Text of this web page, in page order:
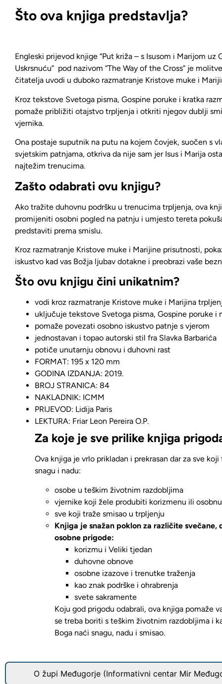
Što ova knjiga predstavlja?
Engleski prijevod knjige “Put križa – s Isusom i Marijom uz
Uskrsnuću” pod nazivom “The Way of the Cross” je
čitatelja uvodi u duboko razmatranje Kristove muke i
Kroz tekstove Svetoga pisma, Gospine poruke i kratka
pomaže približiti otajstvo trpljenja i otkriti njegov dublji
vjernika.
Ona postaje suputnik na putu na kojem čovjek, suočen s
svjetskim patnjama, otkriva da nije sam jer Isus i Marija
najtežim trenucima.
Zašto odabrati ovu knjigu?
Ako tražite duhovnu podršku u trenucima trpljenja, ova
promijeniti osobni pogled na patnju i umjesto tereta
predstaviti prema smislu.
Kroz razmatranje Kristove muke i Marijine prisutnosti,
iskustvo kad vas Božja ljubav dotakne i preobrazi vaše
Što ovu knjigu čini unikatnim?
vodi kroz razmatranje Kristove muke i Marijina
uključuje tekstove Svetoga pisma, Gospine poruke i
pomaže povezati osobno iskustvo patnje s vjerom
jednostavan i topao autorski stil fra Slavka Barbarića
potiče unutarnju obnovu i duhovni rast
FORMAT: 195 x 120 mm
GODINA IZDANJA: 2019.
BROJ STRANICA: 84
NAKLADNIK: ICMM
PRIJEVOD: Lidija Paris
LEKTURA: Friar Leon Pereira O.P.
Za koje je sve prilike knjiga
Ova knjiga je vrlo prikladan i prekrasan dar za sve
snagu i nadu:
osobe u teškim životnim razdobljima
vjernike koji žele produbiti korizmenu ili
sve koji traže smisao u trpljenju
Knjiga je snažan poklon za različite svečane,
osobne prigode:
korizmu i Veliki tjedan
duhovne obnove
osobne izazove i trenutke traženja
kao znak podrške i ohrabrenja
svete sakramente
Koju god prigodu odabrali, ova knjiga pomaže
se treba boriti s teškim životnim razdobljima i
Boga naći snagu, nadu i smisao.
O župi Međugorje (Informativni centar Mir